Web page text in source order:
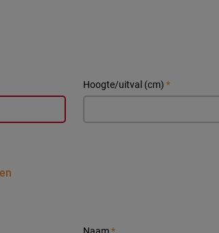
Hoogte/uitval (cm) *